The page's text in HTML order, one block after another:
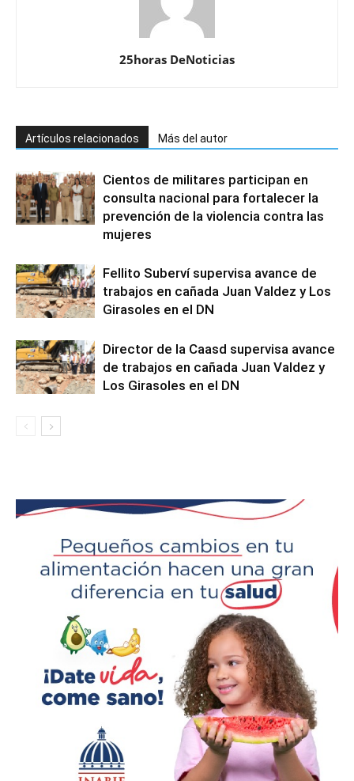
25horas DeNoticias
Artículos relacionados Más del autor
Cientos de militares participan en
consulta nacional para fortalecer la
prevención de la violencia contra las
mujeres
Fellito Suberví supervisa avance de
trabajos en cañada Juan Valdez y Los
Girasoles en el DN
Director de la Caasd supervisa avance
de trabajos en cañada Juan Valdez y
Los Girasoles en el DN